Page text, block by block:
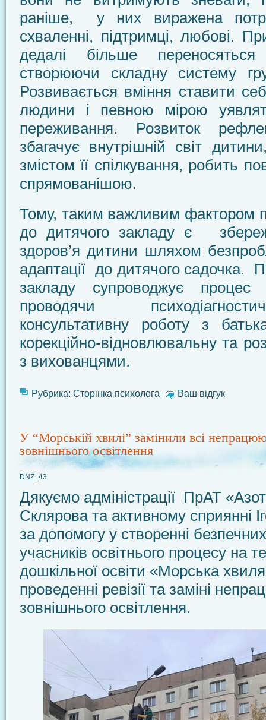
раніше, у них виражена
схваленні, підтримці, любові.
дедалі більше переносяться
створюючи складну систему
Розвивається вміння ставити
людини і певною мірою
переживання. Розвиток
збагачує внутрішній світ
змістом її спілкування, робить
спрямованішою.
Тому, таким важливим фактором
до дитячого закладу є
здоров’я дитини шляхом
адаптації до дитячого садочка.
закладу супроводжує процес
проводячи
консультативну роботу з
корекційно-відновлювальну та
з вихованцями.
Рубрика: Сторінка психолога Ваш відгук
У “Морській хвилі” замінили всі
зовнішнього освітлення
DNZ_43
Дякуємо адміністрації ПрАТ
Склярова та активному сприянні
за допомогу у створенні
учасників освітнього процесу на
дошкільної освіти «Морська
проведенні ревізії та заміні
зовнішнього освітлення.